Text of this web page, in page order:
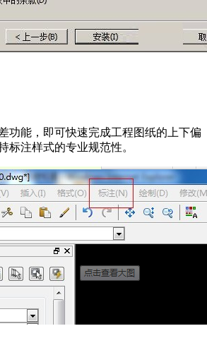
功能，即可快速完成工程图纸的上下偏
标注样式的专业规范性。